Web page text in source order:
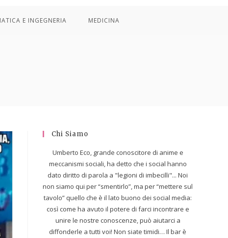
E INGEGNERIA MEDICINA
Chi Siamo
Umberto Eco, grande conoscitore di anime e
meccanismi sociali, ha detto che i social hanno
dato diritto di parola a "legioni di imbecilli"... Noi
non siamo qui per “smentirlo”, ma per “mettere sul
tavolo” quello che è il lato buono dei social media:
così come ha avuto il potere di farci incontrare e
unire le nostre conoscenze, può aiutarci a
diffonderle a tutti voi! Non siate timidi… Il bar è